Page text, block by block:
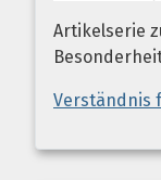
Artikelserie
Verständnis